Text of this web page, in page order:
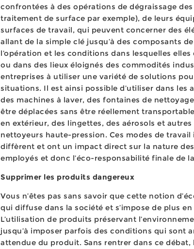
confrontées à des opérations de dégraissage
traitement de surface par exemple), de leurs
surfaces de travail, qui peuvent concerner des
allant de la simple clé jusqu’à des composants
l’opération et les conditions dans lesquelles
ou dans des lieux éloignés des commodités
entreprises à utiliser une variété de solutions
situations. Il est ainsi possible d’utiliser dans les
des machines à laver, des fontaines de
être déplacées sans être réellement
en extérieur, des lingettes, des aérosols et
nettoyeurs haute-pression. Ces modes de
diffèrent et ont un impact direct sur la nature
employés et donc l’éco-responsabilité finale de
Supprimer les produits dangereux
Vous n’êtes pas sans savoir que cette notion
qui diffuse dans la société et s’impose de plus
L’utilisation de produits préservant
jusqu’à imposer parfois des conditions qui sont
attendue du produit. Sans rentrer dans ce débat,